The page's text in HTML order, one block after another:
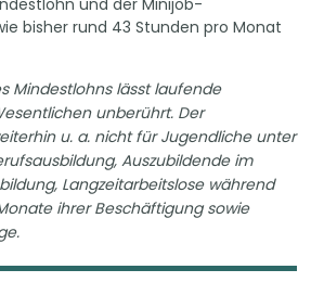
und der Minijob-
bisher rund 43 Stunden pro Monat
Mindestlohns lässt laufende
unberührt. Der
u. a. nicht für Jugendliche unter
Auszubildende im
Langzeitarbeitslose während
ihrer Beschäftigung sowie